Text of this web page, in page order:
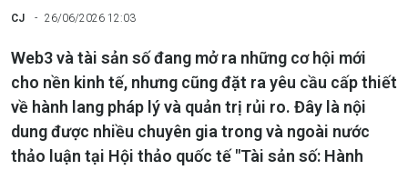
CJ 26/06/2026 12:03
Web3 và tài sản số đang mở ra những cơ hội mới
cho nền kinh tế, nhưng cũng đặt ra yêu cầu cấp thiết
về hành lang pháp lý và quản trị rủi ro. Đây là nội
dung được nhiều chuyên gia trong và ngoài nước
thảo luận tại Hội thảo quốc tế "Tài sản số: Hành